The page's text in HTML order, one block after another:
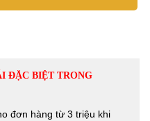
ĐẶC BIỆT TRONG
đơn hàng từ 3 triệu khi